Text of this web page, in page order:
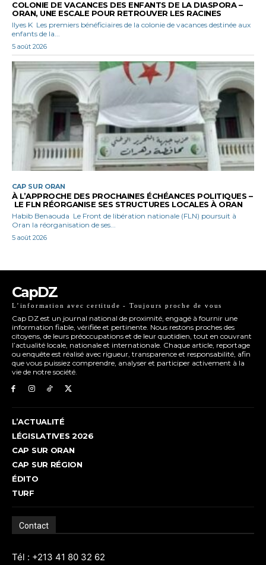
COLONIE DE VACANCES DES ENFANTS DE LA DIASPORA –
ORAN, UNE ESCALE POUR RETROUVER LES RACINES
Ilyes K Les premiers bénéficiaires de la colonie de vacances destinée aux
enfants de la...
5 août 2026
CAP SUR ORAN
À L’APPROCHE DES PROCHAINES ÉCHÉANCES POLITIQUES –
LE FLN RÉORGANISE SES STRUCTURES LOCALES À ORAN
Habib Benaouda Le Front de libération nationale (FLN) poursuit à
Oran la réorganisation de ses...
5 août 2026
CapDZ
L’information avec certitude - Toujours proche de vous
Cap DZ est un journal national de proximité, engagé à fournir une
information fiable, vérifiée et pertinente. Nous restons proches des
citoyens, de leurs préoccupations et de leur quotidien, tout en couvrant
l’actualité locale, nationale et internationale. Chaque article, reportage
ou enquête est réalisé avec rigueur, transparence et responsabilité, afin
que vous puissiez comprendre, analyser et participer activement à la
vie de notre société.
L’ACTUALITÉ
LÉGISLATIVES 2026
CAP SUR ORAN
CAP SUR RÉGION
ÉDITO
TURF
Contact
Tél : +213 41 80 32 62